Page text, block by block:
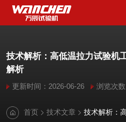
技术解析：高低温拉力试验机
解析
更新时间：2026-06-26 浏览次
首页 技术文章 技术解析：高低温